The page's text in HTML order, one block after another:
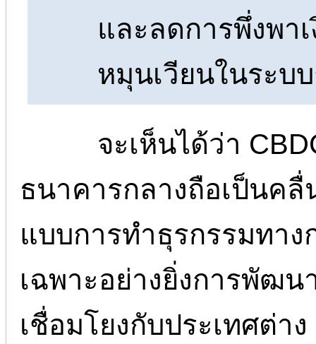
และลดการพึ่งพา
หมุนเวียนในระบ
จะเห็นได้ว่า
ธนาคารกลางถือเป็นค
แบบการทำธุรกรรมทา
เฉพาะอย่างยิ่งการพัฒน
เชื่อมโยงกับประเทศต่า